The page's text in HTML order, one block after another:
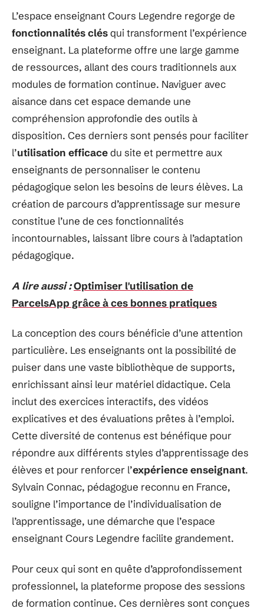
L’espace enseignant Cours Legendre regorge de
fonctionnalités clésqui transforment l’expérience
enseignant. La plateforme offre une large gamme
de ressources, allant des cours traditionnels aux
modules de formation continue. Naviguer avec
aisance dans cet espace demande une
compréhension approfondie des outils à
disposition. Ces derniers sont pensés pour faciliter
l’utilisation efficacedu site et permettre aux
enseignants de personnaliser le contenu
pédagogique selon les besoins de leurs élèves. La
création de parcours d’apprentissage sur mesure
constitue l’une de ces fonctionnalités
incontournables, laissant libre cours à l’adaptation
pédagogique.
A lire aussi :Optimiser l'utilisation de
ParcelsApp grâce à ces bonnes pratiques
La conception des cours bénéficie d’une attention
particulière. Les enseignants ont la possibilité de
puiser dans une vaste bibliothèque de supports,
enrichissant ainsi leur matériel didactique. Cela
inclut des exercices interactifs, des vidéos
explicatives et des évaluations prêtes à l’emploi.
Cette diversité de contenus est bénéfique pour
répondre aux différents styles d’apprentissage des
élèves et pour renforcer l’expérience enseignant.
Sylvain Connac, pédagogue reconnu en France,
souligne l’importance de l’individualisation de
l’apprentissage, une démarche que l’espace
enseignant Cours Legendre facilite grandement.
Pour ceux qui sont en quête d’approfondissement
professionnel, la plateforme propose des sessions
de formation continue. Ces dernières sont conçues